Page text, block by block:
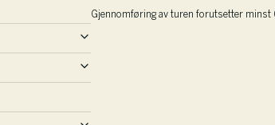
Gjennomføring av turen forutsetter minst